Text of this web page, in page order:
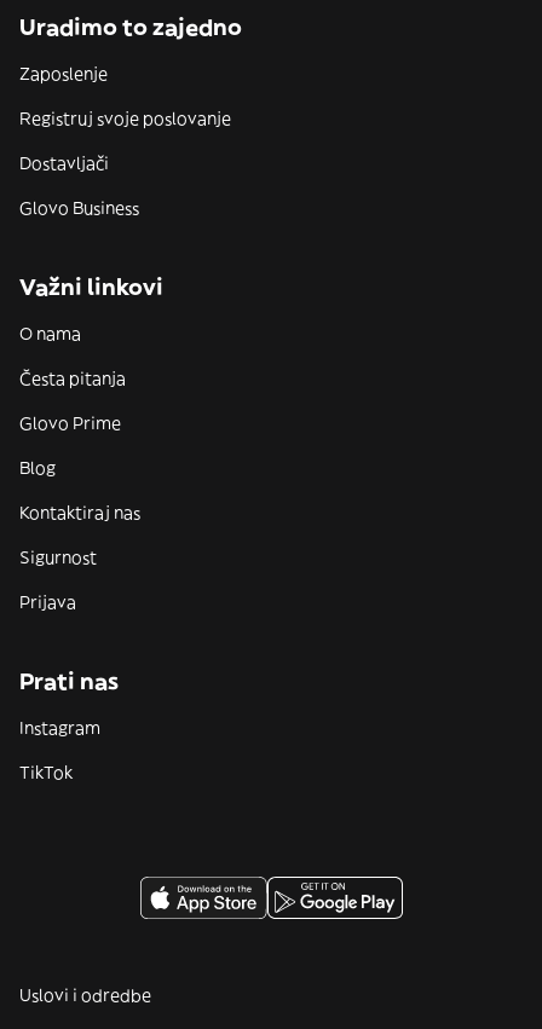
Uradimo to zajedno
Zaposlenje
Registruj svoje poslovanje
Dostavljači
Glovo Business
Važni linkovi
O nama
Česta pitanja
Glovo Prime
Blog
Kontaktiraj nas
Sigurnost
Prijava
Prati nas
Instagram
TikTok
Uslovi i odredbe